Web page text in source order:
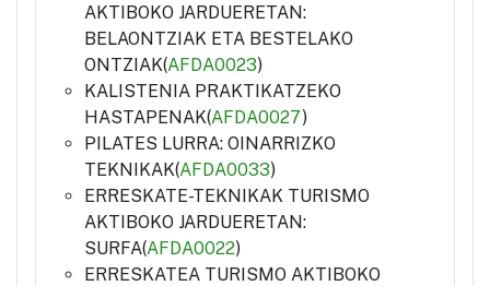
AKTIBOKO JARDUERETAN:
BELAONTZIAK ETA BESTELAKO
ONTZIAK(AFDA0023)
KALISTENIA PRAKTIKATZEKO
HASTAPENAK(AFDA0027)
PILATES LURRA: OINARRIZKO
TEKNIKAK(AFDA0033)
ERRESKATE-TEKNIKAK TURISMO
AKTIBOKO JARDUERETAN:
SURFA(AFDA0022)
ERRESKATEA TURISMO AKTIBOKO